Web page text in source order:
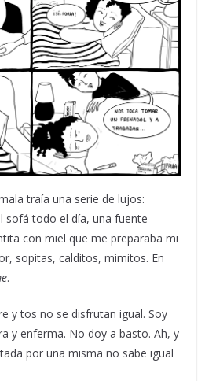
traía una serie de lujos:
sofá todo el día, una fuente
con miel que me preparaba mi
sopitas, calditos, mimitos. En
.
y tos no se disfrutan igual. Soy
y enferma. No doy a basto. Ah, y
por una misma no sabe igual